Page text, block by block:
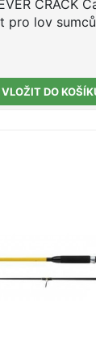
CRACK
pro lov
již řadu let
blankem
Never Crack,
LTC. Povrch
tento
těchto
podoby,
vrhací
oblast
VLOŽIT DO